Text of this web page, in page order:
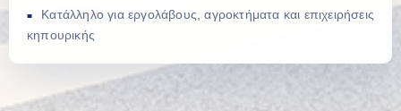
Κατάλληλο για εργολάβους, αγροκτήματα και επιχειρήσεις
κηπουρικής